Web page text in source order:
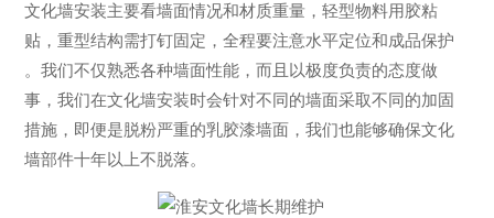
文化墙安装主要看墙面情况和材质重量，‌轻型物料用胶粘
贴，重型结构需打钉固定‌，全程要注意水平定位和成品保护
。‌‌‌我们不仅熟悉各种墙面性能，而且以极度负责的态度做
事，我们在文化墙安装时会针对不同的墙面采取不同的加固
措施，即便是脱粉严重的乳胶漆墙面，我们也能够确保文化
墙部件十年以上不脱落。